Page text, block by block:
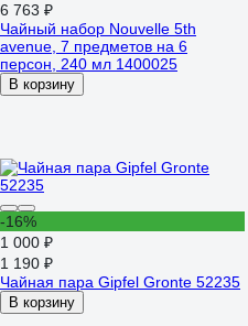
6 763 ₽
Чайный набор Nouvelle 5th
avenue, 7 предметов на 6
персон, 240 мл 1400025
В корзину
-16%
1 000 ₽
1 190 ₽
Чайная пара Gipfel Gronte 52235
В корзину